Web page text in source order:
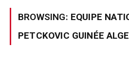
BROWSING: EQUIPE
PETCKOVIC GUINÉE